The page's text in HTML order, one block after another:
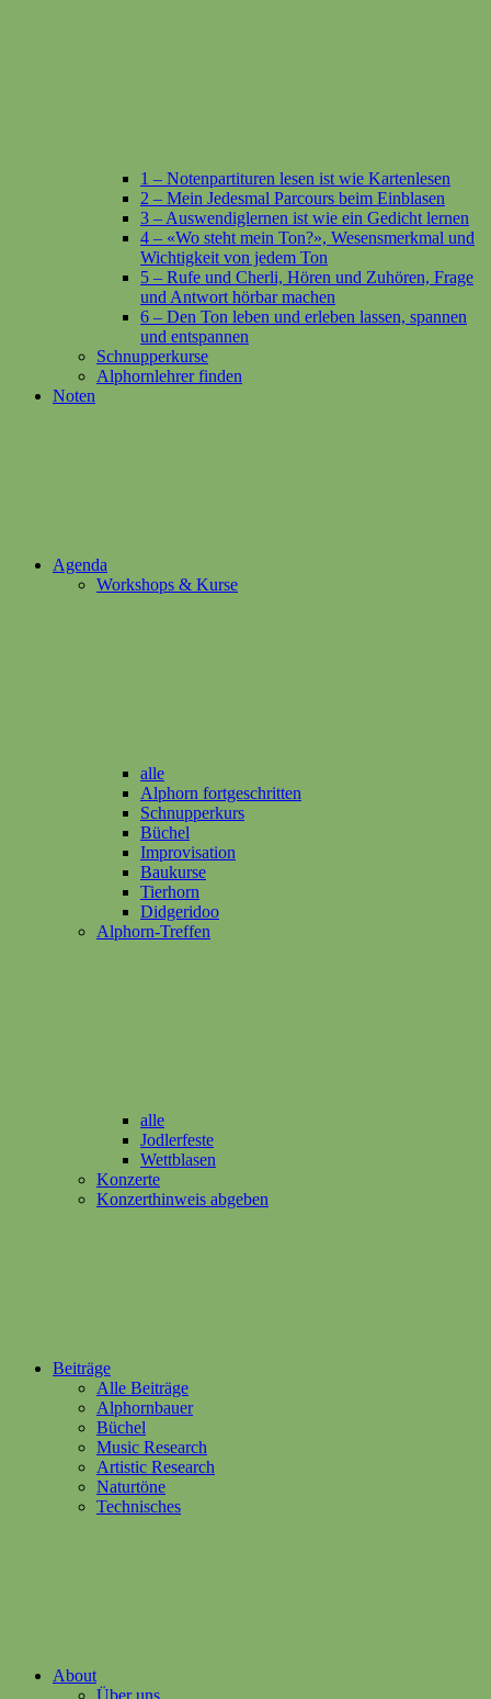
1 – Notenpartituren lesen ist wie Kartenlesen
2 – Mein Jedesmal Parcours beim Einblasen
3 – Auswendiglernen ist wie ein Gedicht lernen
4 – «Wo steht mein Ton?», Wesensmerkmal und
Wichtigkeit von jedem Ton
5 – Rufe und Cherli, Hören und Zuhören, Frage
und Antwort hörbar machen
6 – Den Ton leben und erleben lassen, spannen
und entspannen
Schnupperkurse
Alphornlehrer finden
Noten
Agenda
Workshops & Kurse
alle
Alphorn fortgeschritten
Schnupperkurs
Büchel
Improvisation
Baukurse
Tierhorn
Didgeridoo
Alphorn-Treffen
alle
Jodlerfeste
Wettblasen
Konzerte
Konzerthinweis abgeben
Beiträge
Alle Beiträge
Alphornbauer
Büchel
Music Research
Artistic Research
Naturtöne
Technisches
About
Über uns